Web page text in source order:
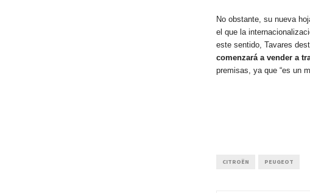
No obstante, su nueva
el que la
este sentido, Tavares
comenzará a vender a
premisas, ya que “es un
CITROËN PEUGEOT